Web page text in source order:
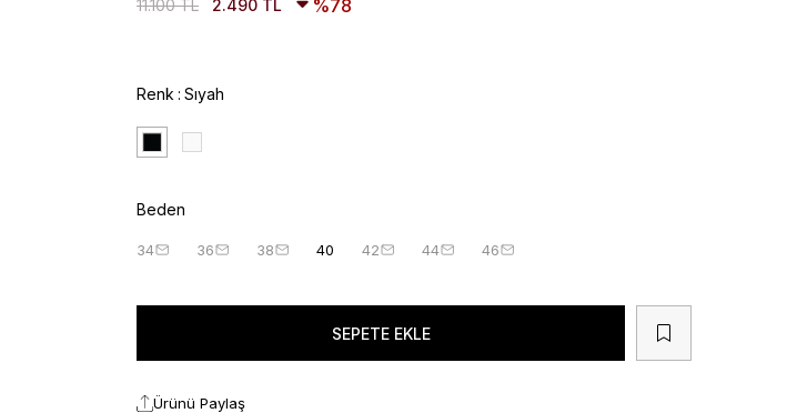
11.100 TL 2.490 TL 78
Renk Sıyah
Beden
34 36 38 40 42 44 46
Ürünü Paylaş